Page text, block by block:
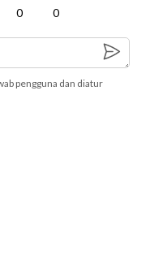
0 0
pengguna dan diatur